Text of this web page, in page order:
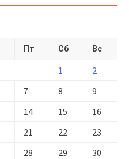
Пт Сб Вс
1
2
7 8
9
14 15
16
21 22
23
28 29
30